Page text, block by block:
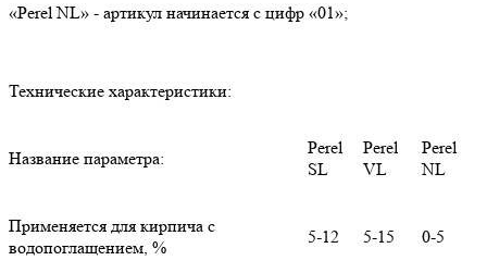
«Perel NL» - артикул начинается с цифр «01»;
Технические характеристики:
Название параметра:
Perel
SL
Perel
VL
Perel
NL
Применяется для кирпича с
водопоглащением, %
5-12 5-15 0-5